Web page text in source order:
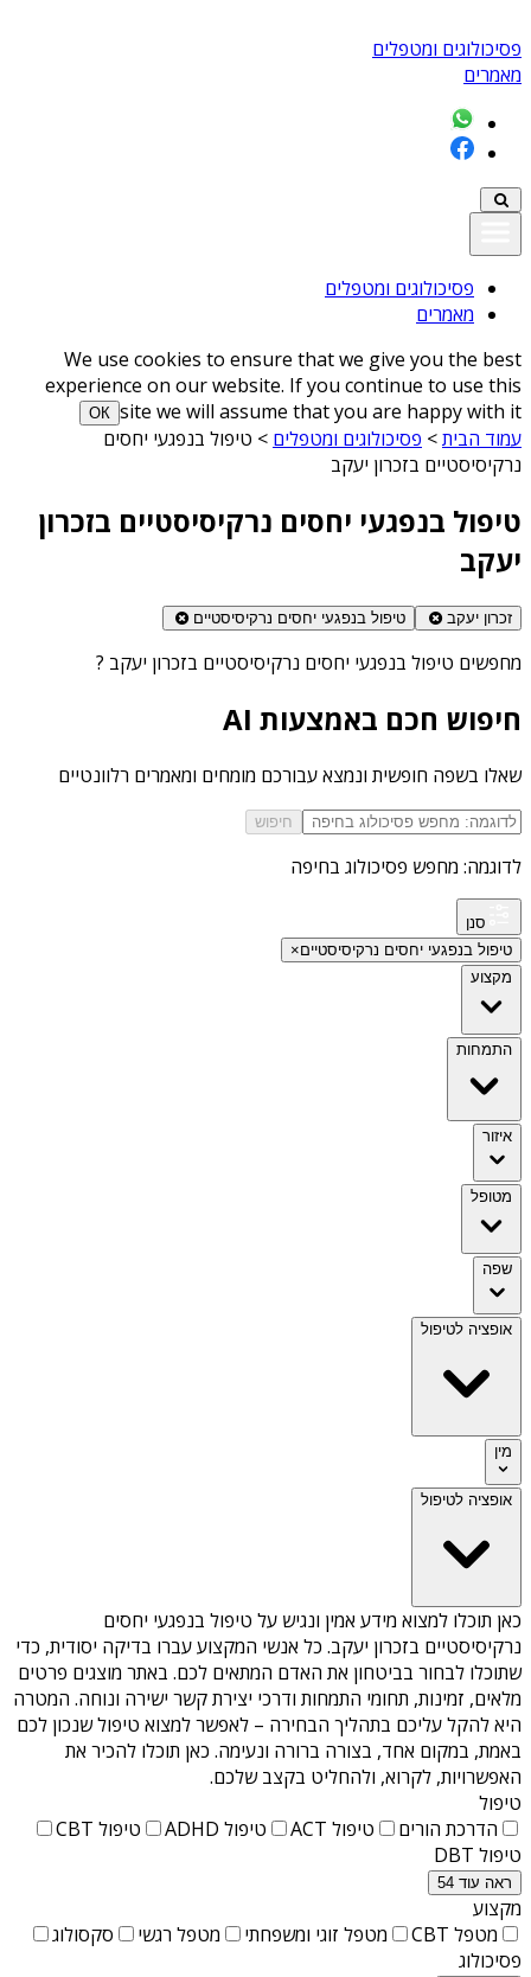
פסיכולוגים ומטפלים
מאמרים
פסיכולוגים ומטפלים
מאמרים
We use cookies to ensure that we give you the best
experience on our website. If you continue to use this
site we will assume that you are happy with it
ОК
עמוד הבית> פסיכולוגים ומטפלים > טיפול בנפגעי יחסים
נרקיסיסטיים בזכרון יעקב
טיפול בנפגעי יחסים נרקיסיסטיים בזכרון
יעקב
זכרון יעקב טיפול בנפגעי יחסים נרקיסיסטיים
מחפשים טיפול בנפגעי יחסים נרקיסיסטיים בזכרון יעקב ?
חיפוש חכם באמצעות AI
שאלו בשפה חופשית ונמצא עבורכם מומחים ומאמרים רלוונטיים
חיפוש
לדוגמה: מחפש פסיכולוג בחיפה
סנן
טיפול בנפגעי יחסים נרקיסיסטיים×
מקצוע
התמחות
איזור
מטופל
שפה
אופציה לטיפול
מין
אופציה לטיפול
כאן תוכלו למצוא מידע אמין ונגיש על טיפול בנפגעי יחסים
נרקיסיסטיים בזכרון יעקב. כל אנשי המקצוע עברו בדיקה יסודית, כדי
שתוכלו לבחור בביטחון את האדם המתאים לכם. באתר מוצגים פרטים
מלאים, זמינות, תחומי התמחות ודרכי יצירת קשר ישירה ונוחה. המטרה
היא להקל עליכם בתהליך הבחירה – לאפשר למצוא טיפול שנכון לכם
באמת, במקום אחד, בצורה ברורה ונעימה. כאן תוכלו להכיר את
האפשרויות, לקרוא, ולהחליט בקצב שלכם.
טיפול
הדרכת הורים
טיפול ACT טיפול ADHD
טיפול CBT
טיפול DBT
ראה עוד 54
מקצוע
מטפל CBT
מטפל זוגי ומשפחתי מטפל רגשי
סקסולוג
פסיכולוג